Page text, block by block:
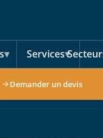
▾ Services▾
Demander un devis